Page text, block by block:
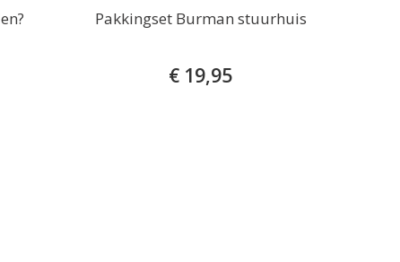
Pakkingset Burman stuurhuis
€ 19,95